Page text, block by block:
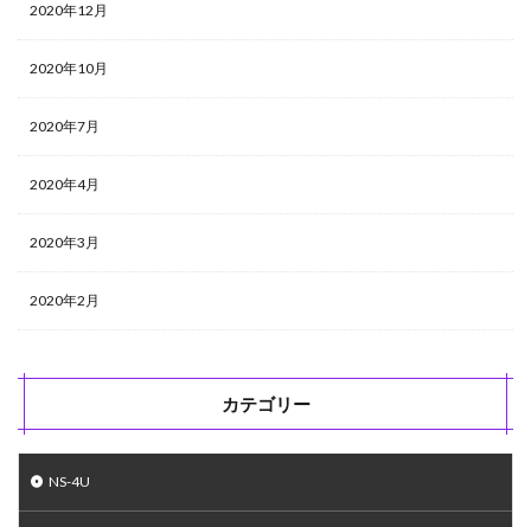
2020年12月
2020年10月
2020年7月
2020年4月
2020年3月
2020年2月
カテゴリー
NS-4U